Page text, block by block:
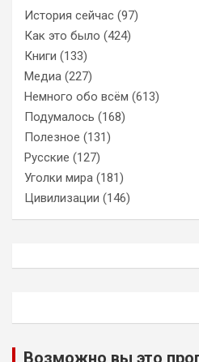
История сейчас (97)
Как это было (424)
Книги (133)
Медиа (227)
Немного обо всём (613)
Подумалось (168)
Полезное (131)
Русские (127)
Уголки мира (181)
Цивилизации (146)
Возможно вы это